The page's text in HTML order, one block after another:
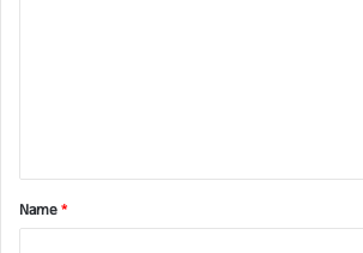
t
*Name*